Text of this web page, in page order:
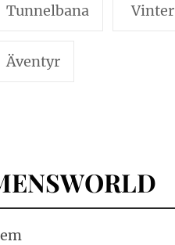
Tunnelbana Vinter
Äventyr